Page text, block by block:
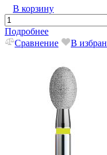
В корзину
Подробнее
Сравнение
В